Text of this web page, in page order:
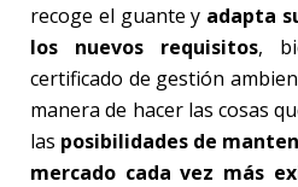
recoge el guante y adapta
los nuevos requisitos,
certificado de gestión
manera de hacer las cosas
las posibilidades de
mercado cada vez más